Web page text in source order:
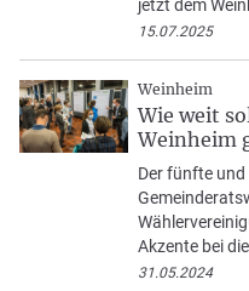
jetzt dem
15.07.2025
Weinheim
Wie weit
Weinheim
Der fünfte und
Akzente bei
31.05.2024